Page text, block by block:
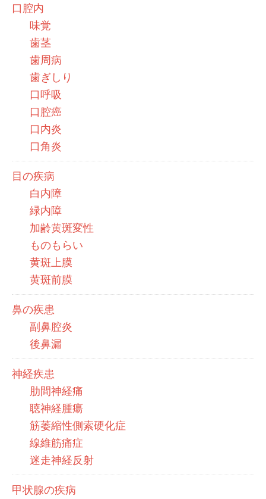
口腔内
味覚
歯茎
歯周病
歯ぎしり
口呼吸
口腔癌
口内炎
口角炎
目の疾病
白内障
緑内障
加齢黄斑変性
ものもらい
黄斑上膜
黄斑前膜
鼻の疾患
副鼻腔炎
後鼻漏
神経疾患
肋間神経痛
聴神経腫瘍
筋萎縮性側索硬化症
線維筋痛症
迷走神経反射
甲状腺の疾病